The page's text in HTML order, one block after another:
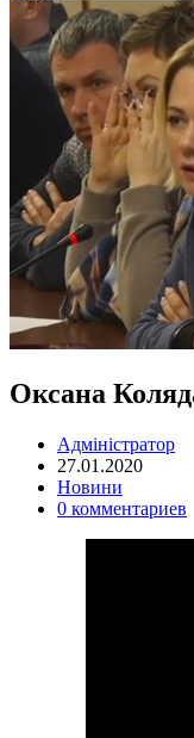
Оксана
Адміністратор
27.01.2020
Новини
0 комментариев